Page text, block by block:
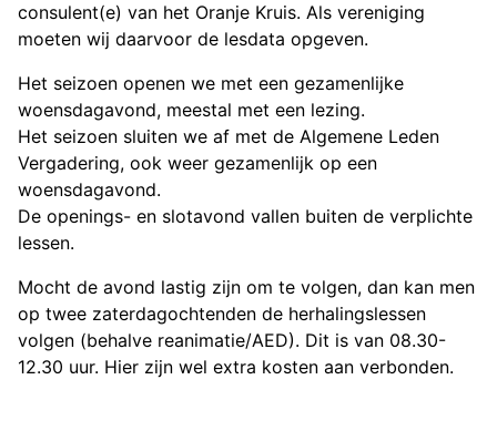
consulent(e) van het Oranje Kruis. Als vereniging
moeten wij daarvoor de lesdata opgeven.
Het seizoen openen we met een gezamenlijke
woensdagavond, meestal met een lezing.
Het seizoen sluiten we af met de Algemene Leden
Vergadering, ook weer gezamenlijk op een
woensdagavond.
De openings- en slotavond vallen buiten de verplichte
lessen.
Mocht de avond lastig zijn om te volgen, dan kan men
op twee zaterdagochtenden de herhalingslessen
volgen (behalve reanimatie/AED). Dit is van 08.30-
12.30 uur. Hier zijn wel extra kosten aan verbonden.